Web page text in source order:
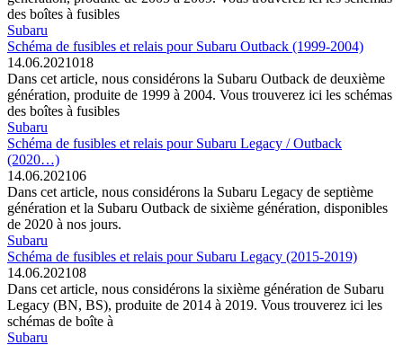
des boîtes à fusibles
Subaru
Schéma de fusibles et relais pour Subaru Outback (1999-2004)
14.06.2021018
Dans cet article, nous considérons la Subaru Outback de deuxième
génération, produite de 1999 à 2004. Vous trouverez ici les schémas
des boîtes à fusibles
Subaru
Schéma de fusibles et relais pour Subaru Legacy / Outback
(2020…)
14.06.202106
Dans cet article, nous considérons la Subaru Legacy de septième
génération et la Subaru Outback de sixième génération, disponibles
de 2020 à nos jours.
Subaru
Schéma de fusibles et relais pour Subaru Legacy (2015-2019)
14.06.202108
Dans cet article, nous considérons la sixième génération de Subaru
Legacy (BN, BS), produite de 2014 à 2019. Vous trouverez ici les
schémas de boîte à
Subaru